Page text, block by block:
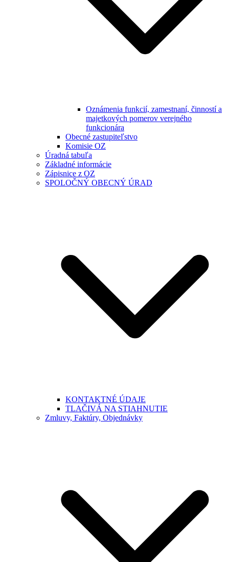
Oznámenia funkcií, zamestnaní, činností a
majetkových pomerov verejného
funkcionára
Obecné zastupiteľstvo
Komisie OZ
Úradná tabuľa
Základné informácie
Zápisnice z OZ
SPOLOČNÝ OBECNÝ ÚRAD
KONTAKTNÉ ÚDAJE
TLAČIVÁ NA STIAHNUTIE
Zmluvy, Faktúry, Objednávky